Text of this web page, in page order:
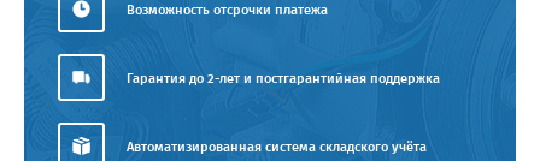
Возможность отсрочки платежа
Гарантия до 2-лет и постгарантийная поддержка
Автоматизированная система складского учёта